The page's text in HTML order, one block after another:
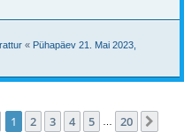
« Pühapäev 21. Mai 2023,
. leht20 -st
1 2 3 4 5 20